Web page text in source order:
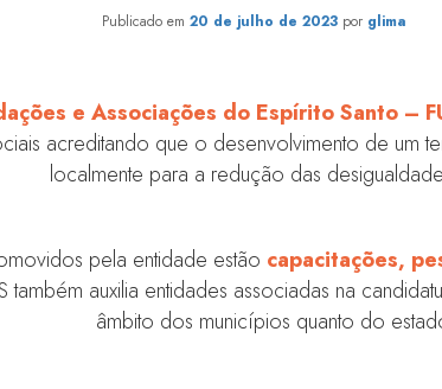
Publicado em 20 de julho de 2023 por glima
e Associações do Espírito Santo –
acreditando que o desenvolvimento de um
localmente para a redução das
pela entidade estão capacitações,
também auxilia entidades associadas na
âmbito dos municípios quanto do